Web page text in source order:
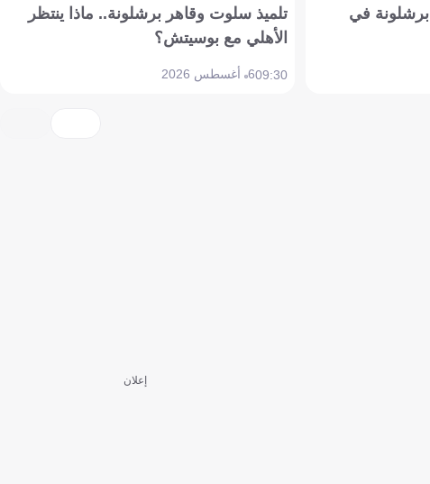
في
تلميذ سلوت وقاهر برشلونة.. ماذا ينتظر
الأهلي مع بوسيتش؟
09:306 أغسطس 2026
إعلان